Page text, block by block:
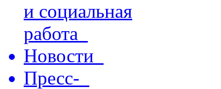
и социальная
работа
Новости
Пресс-